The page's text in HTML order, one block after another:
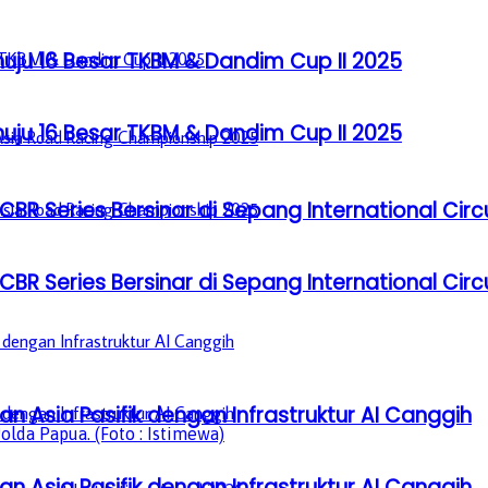
16 Besar TKBM & Dandim Cup II 2025
Series Bersinar di Sepang International
Asia Pasifik dengan Infrastruktur AI Canggih
16 Besar TKBM & Dandim Cup II 2025
Series Bersinar di Sepang International
Papua. (Foto : Istimewa)